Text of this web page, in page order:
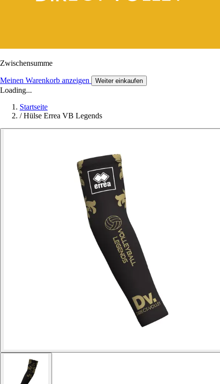
Zwischensumme
Meinen Warenkorb anzeigen Weiter einkaufen
Loading...
Startseite
/ Hülse Errea VB Legends